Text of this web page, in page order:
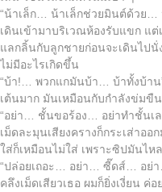
“น้าเล็ก… น้าเล็กช่วยมินต์ด้วย…
เดินเข้ามาบริเวณห้องรับแขก แต่
แลกลิ้นกับลูกชายก่อนจะเดินไปนั่
ไม่มีอะไรเกิดขึ้น
“บ้า!… พวกแกมันบ้า… บ้าทั้งบ้าน
เต้นมาก มันเหมือนกับกำลังข่มขื
“อย่า… ชั้นขอร้อง… อย่าทำชั้นเ
เม็ดละมุนเสียงครางก็กระเส่าอ
ใส่ก็เหมือนไม่ใส่ เพราะซิปมันไ
“ปล่อยเถอะ… อย่า… ซี๊ดส์… อย่า
คลึงเม็ดเสียวเธอ ผมก็ยิ่งเงี่ยน ค่